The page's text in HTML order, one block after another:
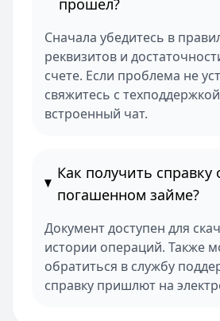
прошел?
Сначала убедитесь в
реквизитов и
счете. Если проблема не
свяжитесь с
встроенный чат.
Как получить справку
погашенном займе?
Документ доступен для
истории операций. Также
обратиться в службу
справку пришлют на